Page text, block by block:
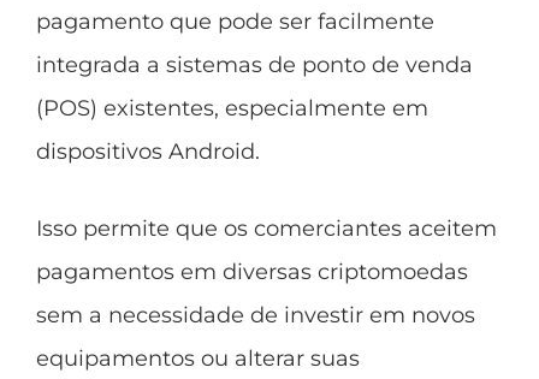
pagamento que pode ser facilmente
integrada a sistemas de ponto de venda
(POS) existentes, especialmente em
dispositivos Android.
Isso permite que os comerciantes aceitem
pagamentos em diversas criptomoedas
sem a necessidade de investir em novos
equipamentos ou alterar suas